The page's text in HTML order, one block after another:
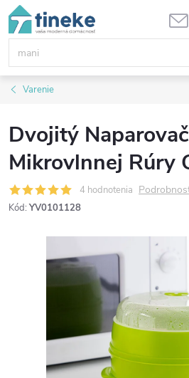
Prejsť
obsah
Varenie
Dvojitý
Mikrovlnnej Rúry
4 hodnotenia
Kód: YV0101128